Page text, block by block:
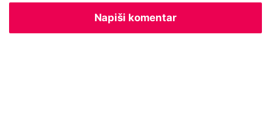
7
Napiši komentar